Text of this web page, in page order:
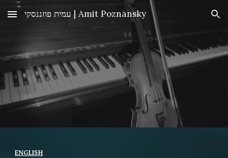
Skip to main content Skip to navigation עמית פוזננסקי | Amit Poznansky
ENGLISH